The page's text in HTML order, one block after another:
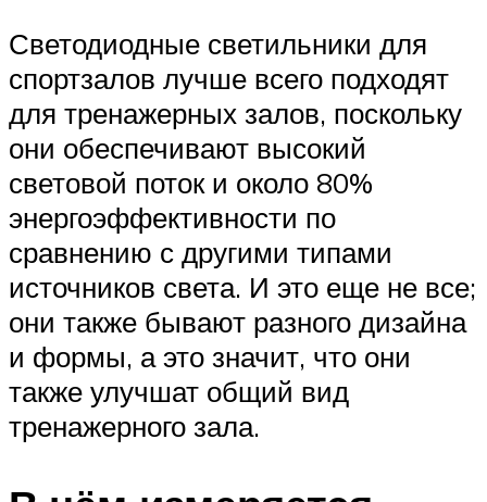
Светодиодные светильники для
спортзалов лучше всего подходят
для тренажерных залов, поскольку
они обеспечивают высокий
световой поток и около 80%
энергоэффективности по
сравнению с другими типами
источников света. И это еще не все;
они также бывают разного дизайна
и формы, а это значит, что они
также улучшат общий вид
тренажерного зала.